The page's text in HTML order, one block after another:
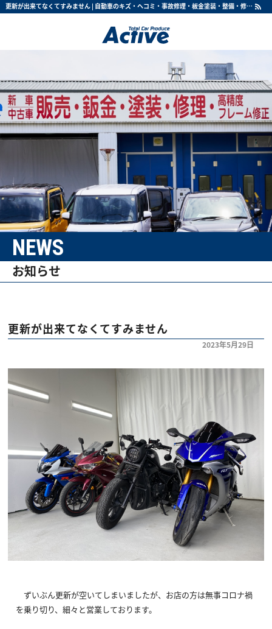
更新が出来てなくてすみません | 自動車のキズ・ヘコミ・事故修理・板金塗装・整備・修理・カスタムならActive
お知らせ
NEWS
更新が出来てなくてすみません
2023年5月29日
ずいぶん更新が空いてしまいましたが、お店の方は無事コロナ禍
を乗り切り、細々と営業しております。